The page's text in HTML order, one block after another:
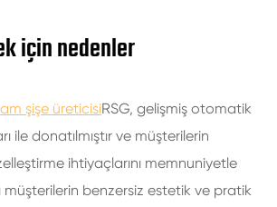
için nedenler
şişe üreticisiRSG, gelişmiş otomatik
ile donatılmıştır ve müşterilerin
ihtiyaçlarını memnuniyetle
müşterilerin benzersiz estetik ve pratik